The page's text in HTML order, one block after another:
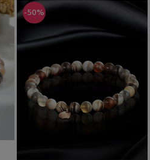
-50%